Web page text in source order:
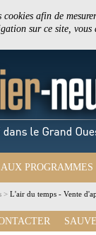
cookies afin de
sur ce site,
PROGRAMMES
> L'air du temps - Vente